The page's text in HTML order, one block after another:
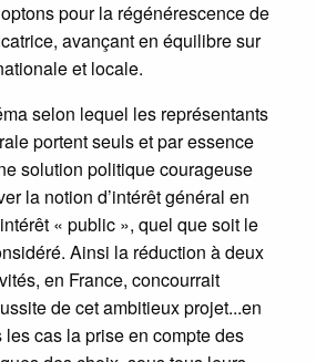
pour la régénérescence de
avançant en équilibre sur
et locale.
selon lequel les représentants
portent seuls et par essence
solution politique courageuse
la notion d’intérêt général en
« public », quel que soit le
Ainsi la réduction à deux
en France, concourrait
de cet ambitieux projet...en
cas la prise en compte des